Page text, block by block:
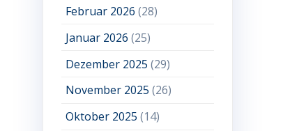
Februar 2026 (28)
Januar 2026 (25)
Dezember 2025 (29)
November 2025 (26)
Oktober 2025 (14)